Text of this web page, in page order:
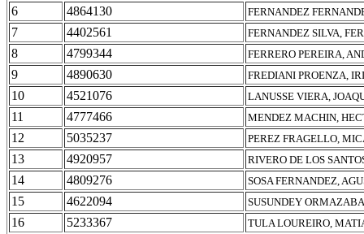
6 4864130 FERNANDEZ
7 4402561 FERNANDEZ SILVA,
8 4799344 FERRERO PEREIRA,
9 4890630 FREDIANI PROENZA,
10 4521076 LANUSSE VIERA,
11 4777466 MENDEZ MACHIN,
12 5035237 PEREZ FRAGELLO,
13 4920957 RIVERO DE LOS
14 4809276 SOSA FERNANDEZ,
15 4622094 SUSUNDEY
16 5233367 TULA LOUREIRO,